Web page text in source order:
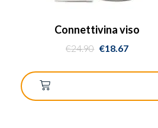
Connettivina viso
€24.90 €18.67